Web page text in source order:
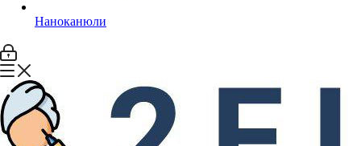
Наноканюли